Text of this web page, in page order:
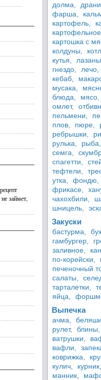
займет,
долма,
фарша,
картофель,
картошка с
колдуны,
кутья,
гнездо,
лечо,
кебаб,
мусака,
блюда,
мясо,
омлет,
пельмени,
плов,
пюре,
ребрышки,
рулька,
рыба,
семга,
спагетти,
тефтели,
утка,
фондю,
фрикасе,
чахохбили,
шницель,
Закуски
бастурма,
гамбургер,
заливное,
по-корейски,
печеночный
салаты,
тарталетки,
яйца,
Выпечка
ачма, беляши,
рулет,
блины,
ватрушки,
вафли,
коврижка,
кулич,
курник,
манник,